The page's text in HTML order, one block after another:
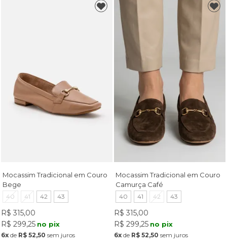
Mocassim Tradicional em Couro
Bege
40 41 42 43
R$ 315,00
R$ 299,25 no pix
6xde R$ 52,50 sem juros
Mocassim Tradicional em Couro
Camurça Café
40 41 42 43
R$ 315,00
R$ 299,25 no pix
6x de R$ 52,50 sem juros